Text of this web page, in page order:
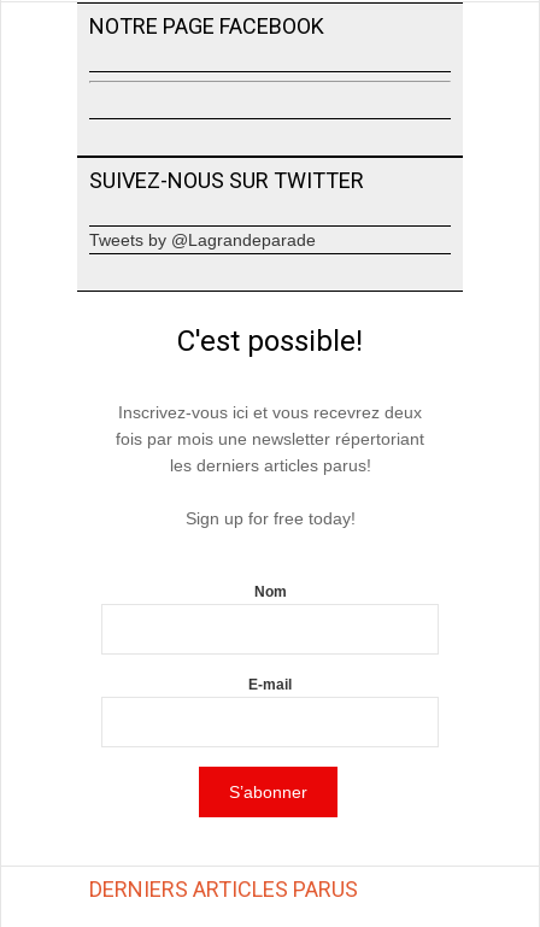
NOTRE PAGE FACEBOOK
SUIVEZ-NOUS SUR TWITTER
Tweets by @Lagrandeparade
C'est possible!
Inscrivez-vous ici et vous recevrez deux
fois par mois une newsletter répertoriant
les derniers articles parus!
Sign up for free today!
Nom
E-mail
DERNIERS ARTICLES PARUS